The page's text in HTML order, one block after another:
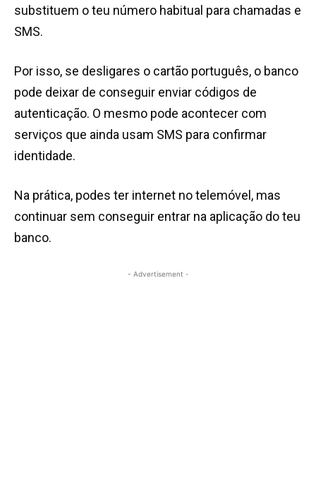
substituem o teu número habitual para chamadas e
SMS.
Por isso, se desligares o cartão português, o banco
pode deixar de conseguir enviar códigos de
autenticação. O mesmo pode acontecer com
serviços que ainda usam SMS para confirmar
identidade.
Na prática, podes ter internet no telemóvel, mas
continuar sem conseguir entrar na aplicação do teu
banco.
- Advertisement -